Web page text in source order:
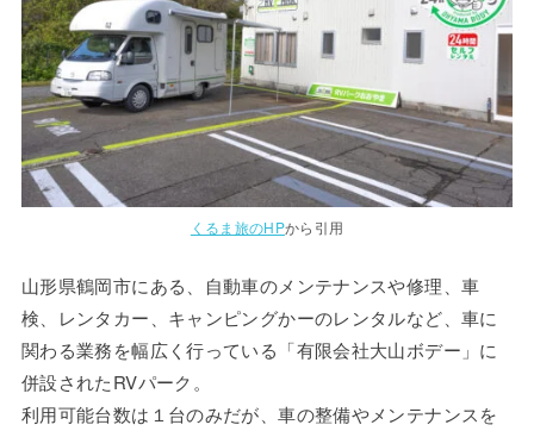
くるま旅のHPから引用
山形県鶴岡市にある、自動車のメンテナンスや修理、車
検、レンタカー、キャンピングかーのレンタルなど、車に
関わる業務を幅広く行っている「有限会社大山ボデー」に
併設されたRVパーク。
利用可能台数は１台のみだが、車の整備やメンテナンスを